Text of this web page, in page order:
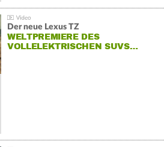
Der neue Lexus TZ
WELTPREMIERE DES
VOLLELEKTRISCHEN SUVS…